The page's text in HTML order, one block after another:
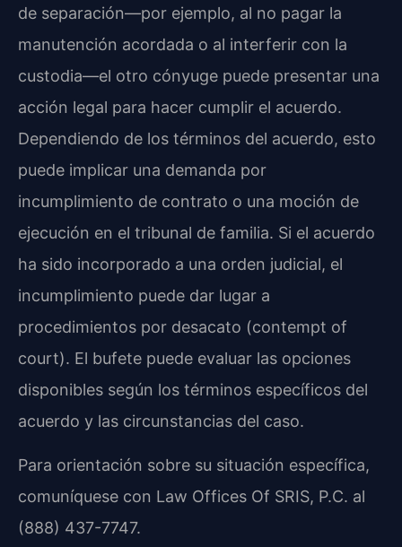
de separación—por ejemplo, al no pagar la
manutención acordada o al interferir con la
custodia—el otro cónyuge puede presentar una
acción legal para hacer cumplir el acuerdo.
Dependiendo de los términos del acuerdo, esto
puede implicar una demanda por
incumplimiento de contrato o una moción de
ejecución en el tribunal de familia. Si el acuerdo
ha sido incorporado a una orden judicial, el
incumplimiento puede dar lugar a
procedimientos por desacato (contempt of
court). El bufete puede evaluar las opciones
disponibles según los términos específicos del
acuerdo y las circunstancias del caso.
Para orientación sobre su situación específica,
comuníquese con Law Offices Of SRIS, P.C. al
(888) 437-7747.